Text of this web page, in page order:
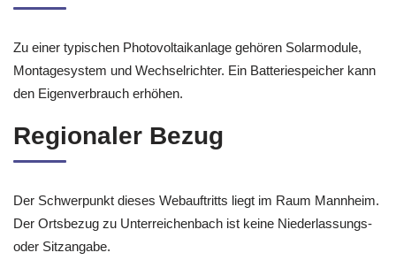
Zu einer typischen Photovoltaikanlage gehören Solarmodule,
Montagesystem und Wechselrichter. Ein Batteriespeicher kann
den Eigenverbrauch erhöhen.
Regionaler Bezug
Der Schwerpunkt dieses Webauftritts liegt im Raum Mannheim.
Der Ortsbezug zu Unterreichenbach ist keine Niederlassungs-
oder Sitzangabe.